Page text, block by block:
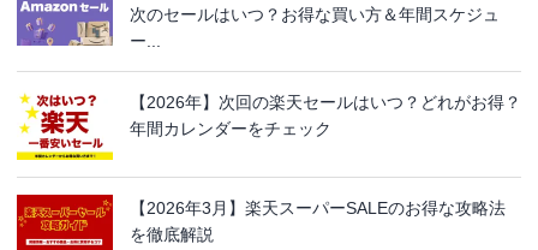
次のセールはいつ？お得な買い方＆年間スケジュ
ー...
【2026年】次回の楽天セールはいつ？どれがお得？
年間カレンダーをチェック
【2026年3月】楽天スーパーSALEのお得な攻略法
を徹底解説